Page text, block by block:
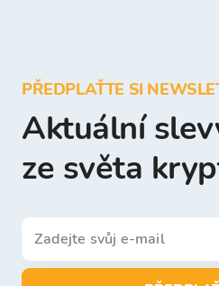
PŘEDPLAŤTE SI
Aktuální
ze světa